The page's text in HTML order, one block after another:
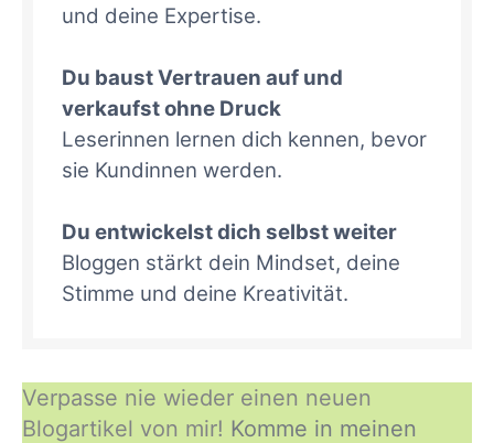
und deine Expertise.
Du baust Vertrauen auf und
verkaufst ohne Druck
Leserinnen lernen dich kennen, bevor
sie Kundinnen werden.
Du entwickelst dich selbst weiter
Bloggen stärkt dein Mindset, deine
Stimme und deine Kreativität.
Verpasse nie wieder einen neuen
Blogartikel von mir! Komme in meinen